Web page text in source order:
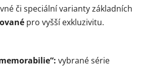
p
i
s
či speciální varianty základních
pro vyšší exkluzivitu.
vybrané série